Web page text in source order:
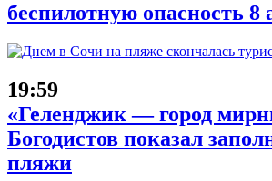
беспилотную опасность 8
19:59
«Геленджик — город
Богодистов показал
пляжи